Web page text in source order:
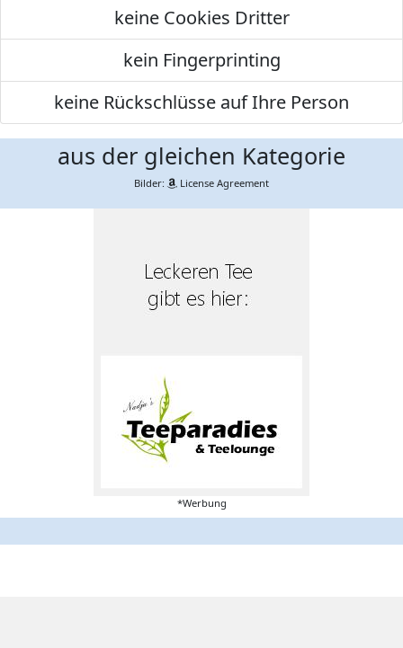
keine Cookies Dritter
kein Fingerprinting
keine Rückschlüsse auf Ihre Person
aus der gleichen Kategorie
Bilder: License Agreement
*Werbung